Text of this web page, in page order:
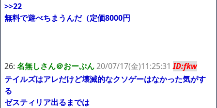
>>22
無料で遊べちまうんだ（定価8000円
26: 名無しさん＠おーぷん20/07/17(金)11:25:31ID:fkw
テイルズはアレだけど壊滅的なクソゲーはなかった気がす
る
ゼスティリア出るまでは